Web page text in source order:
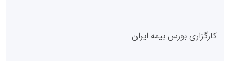
کارگزاری بورس بیمه ایران